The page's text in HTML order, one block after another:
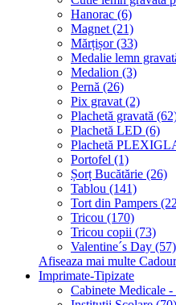
Hanorac (6)
Magnet (21)
Mărțișor (33)
Medalie lemn
Medalion (3)
Pernă (26)
Pix gravat (2)
Plachetă gravată
Plachetă LED (6)
Plachetă
Portofel (1)
Șorț Bucătărie (26)
Tablou (141)
Tort din Pampers
Tricou (170)
Tricou copii (73)
Valentine´s Day (57)
Afiseaza mai multe
Imprimate-Tipizate
Cabinete Medicale